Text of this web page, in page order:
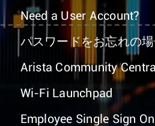
Need a User Account?
パスワードをお忘れの
Arista Community Central
Wi-Fi Launchpad
Employee Single Sign On